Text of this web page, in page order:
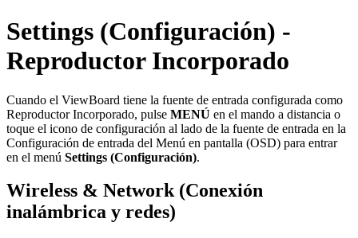
Settings (Configuración) -
Reproductor Incorporado
Cuando el ViewBoard tiene la fuente de entrada configurada como
Reproductor Incorporado, pulse MENÚ en el mando a distancia o
toque el icono de configuración al lado de la fuente de entrada en la
Configuración de entrada del Menú en pantalla (OSD) para entrar
en el menú Settings (Configuración).
Wireless & Network (Conexión
inalámbrica y redes)